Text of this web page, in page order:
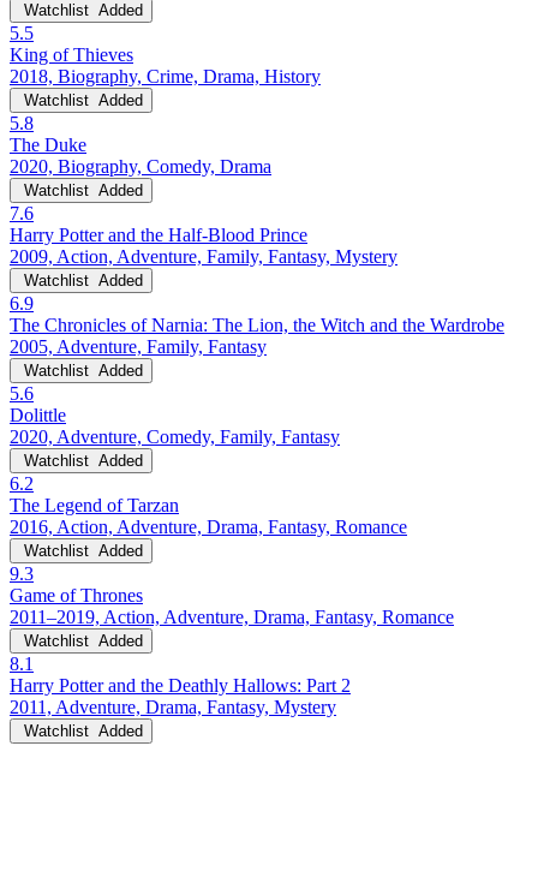
Watchlist Added
5.5
King of Thieves
2018, Biography, Crime, Drama, History
Watchlist Added
5.8
The Duke
2020, Biography, Comedy, Drama
Watchlist Added
7.6
Harry Potter and the Half-Blood Prince
2009, Action, Adventure, Family, Fantasy, Mystery
Watchlist Added
6.9
The Chronicles of Narnia: The Lion, the Witch and the Wardrobe
2005, Adventure, Family, Fantasy
Watchlist Added
5.6
Dolittle
2020, Adventure, Comedy, Family, Fantasy
Watchlist Added
6.2
The Legend of Tarzan
2016, Action, Adventure, Drama, Fantasy, Romance
Watchlist Added
9.3
Game of Thrones
2011–2019, Action, Adventure, Drama, Fantasy, Romance
Watchlist Added
8.1
Harry Potter and the Deathly Hallows: Part 2
2011, Adventure, Drama, Fantasy, Mystery
Watchlist Added